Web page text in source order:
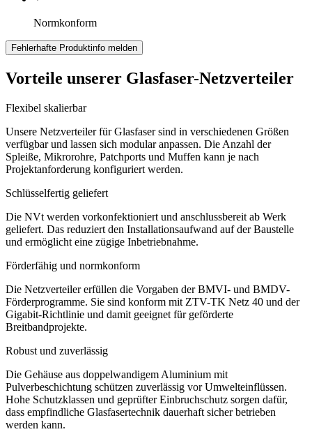
Normkonform
Fehlerhafte Produktinfo melden
Vorteile unserer Glasfaser-Netzverteiler
Flexibel skalierbar
Unsere Netzverteiler für Glasfaser sind in verschiedenen Größen
verfügbar und lassen sich modular anpassen. Die Anzahl der
Spleiße, Mikrorohre, Patchports und Muffen kann je nach
Projektanforderung konfiguriert werden.
Schlüsselfertig geliefert
Die NVt werden vorkonfektioniert und anschlussbereit ab Werk
geliefert. Das reduziert den Installationsaufwand auf der Baustelle
und ermöglicht eine zügige Inbetriebnahme.
Förderfähig und normkonform
Die Netzverteiler erfüllen die Vorgaben der BMVI- und BMDV-
Förderprogramme. Sie sind konform mit ZTV-TK Netz 40 und der
Gigabit-Richtlinie und damit geeignet für geförderte
Breitbandprojekte.
Robust und zuverlässig
Die Gehäuse aus doppelwandigem Aluminium mit
Pulverbeschichtung schützen zuverlässig vor Umwelteinflüssen.
Hohe Schutzklassen und geprüfter Einbruchschutz sorgen dafür,
dass empfindliche Glasfasertechnik dauerhaft sicher betrieben
werden kann.